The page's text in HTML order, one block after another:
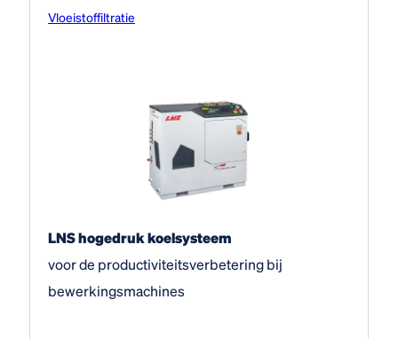
Vloeistof­filtratie
LNS hogedruk koelsysteem
voor de productiviteitsverbetering bij
bewerkingsmachines